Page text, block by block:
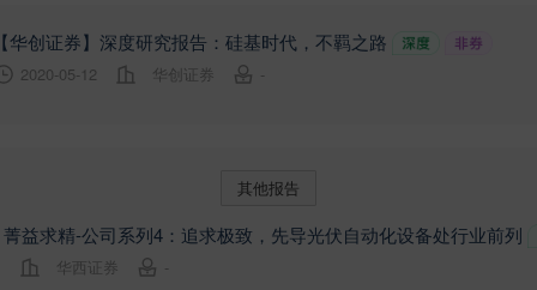
华创证券】深度研究报告：硅基时代，不羁之路
2020-05-12 华创证券 -
其他报告
益求精-公司系列4：追求极致，先导光伏自动化设备处行业前列
华西证券 -